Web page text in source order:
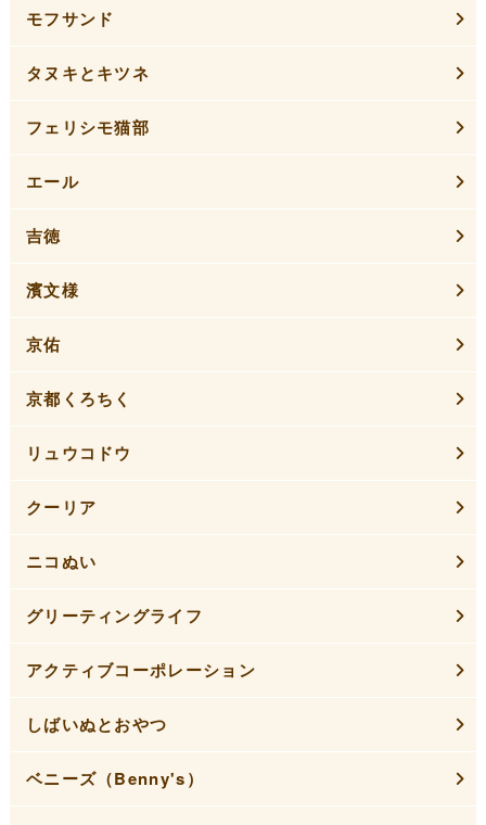
モフサンド
タヌキとキツネ
フェリシモ猫部
エール
吉徳
濱文様
京佑
京都くろちく
リュウコドウ
クーリア
ニコぬい
グリーティングライフ
アクティブコーポレーション
しばいぬとおやつ
ベニーズ（Benny's）